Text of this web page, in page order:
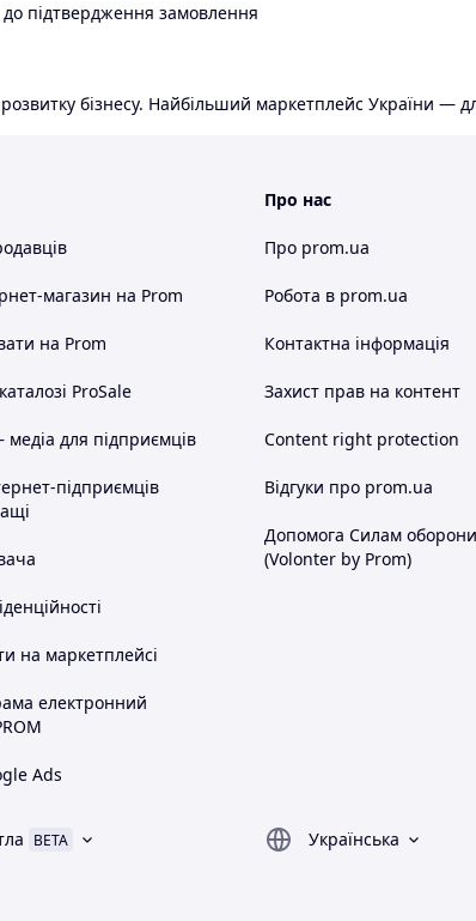
підтвердження замовлення
бізнесу. Найбільший маркетплейс України —
магазин на Prom
на Prom
ProSale
для підприємців
підприємців
на маркетплейсі
електронний
Ads
Про нас
Про prom.ua
Робота в prom.ua
Контактна інформація
Захист прав на контент
Content right protection
Відгуки про prom.ua
Допомога Силам оборони
(Volonter by Prom)
BETA
Українська